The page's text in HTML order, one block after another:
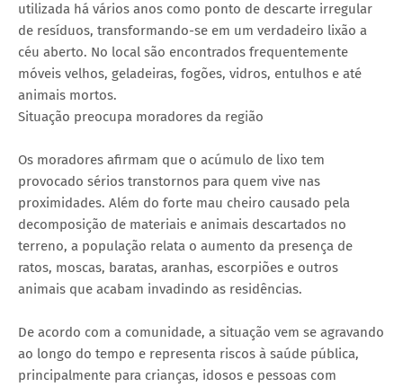
utilizada há vários anos como ponto de descarte irregular
de resíduos, transformando-se em um verdadeiro lixão a
céu aberto. No local são encontrados frequentemente
móveis velhos, geladeiras, fogões, vidros, entulhos e até
animais mortos.
Situação preocupa moradores da região
Os moradores afirmam que o acúmulo de lixo tem
provocado sérios transtornos para quem vive nas
proximidades. Além do forte mau cheiro causado pela
decomposição de materiais e animais descartados no
terreno, a população relata o aumento da presença de
ratos, moscas, baratas, aranhas, escorpiões e outros
animais que acabam invadindo as residências.
De acordo com a comunidade, a situação vem se agravando
ao longo do tempo e representa riscos à saúde pública,
principalmente para crianças, idosos e pessoas com